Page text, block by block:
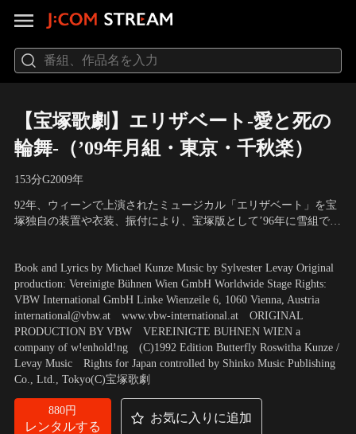
【宝塚歌劇】エリザベート-愛と死の
輪舞-（’09年月組・東京・千秋楽）
153分G2009年
92年、ウィーンで上演されたミュージカル「エリザベート」を宝
塚独自の装置や衣装、振付により、宝塚版として’96年に雪組で初
イ／オリジナル・プロダクション：ウィーン劇場協会／潤色・演
出：小池修一郎
Book and Lyrics by Michael Kunze Music by Sylvester Levay Original
production: Vereinigte Bühnen Wien GmbH Worldwide Stage Rights:
VBW International GmbH Linke Wienzeile 6, 1060 Vienna, Austria
international@vbw.at www.vbw-international.at ORIGINAL
PRODUCTION BY VBW VEREINIGTE BUHNEN WIEN a
company of w!enhold!ng (C)1992 Edition Butterfly Roswitha Kunze /
Levay Music Rights for Japan controlled by Shinko Music Publishing
Co., Ltd., Tokyo(C)宝塚歌劇
880円
レンタルする
お気に入りに追加